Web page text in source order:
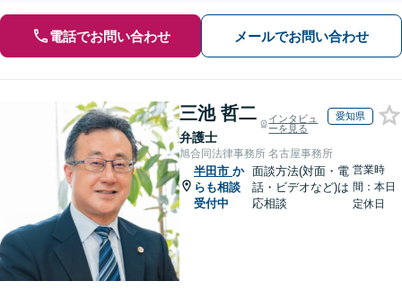
電話でお問い合わせ メールでお問い合わせ
三池 哲二
弁護士
インタビュ
ーを見る
愛知県
旭合同法律事務所 名古屋事務所
半田市 か
らも相談
受付中
面談方法(対面・電
話・ビデオなど)は
応相談
営業時
間：本日
定休日